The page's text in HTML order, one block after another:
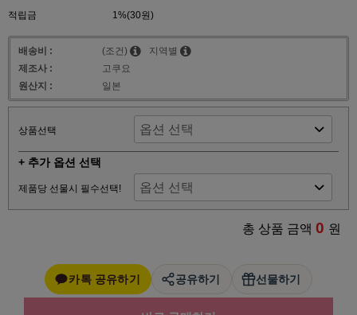
적립금 1%(30원)
배송비 : (조건)
지역별
제조사 :
고쿠요
원산지 :
일본
상품선택
+ 추가 옵션 선택
제품당 선물시 필수선택!
총 상품 금액 0 원
카톡 공유하기 공유하기 선물하기